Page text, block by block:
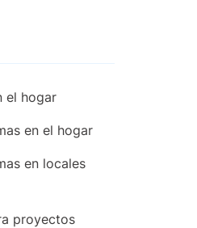
el hogar
en el hogar
en locales
proyectos